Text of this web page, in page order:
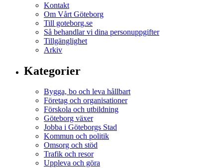
Kontakt
Om Vårt Göteborg
Till goteborg.se
Så behandlar vi dina personuppgifter
Tillgänglighet
Arkiv
Kategorier
Bygga, bo och leva hållbart
Företag och organisationer
Förskola och utbildning
Göteborg växer
Jobba i Göteborgs Stad
Kommun och politik
Omsorg och stöd
Trafik och resor
Uppleva och göra